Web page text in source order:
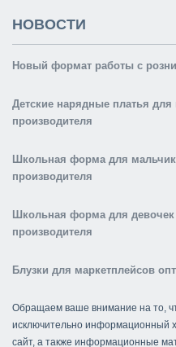
НОВОСТИ
Новый формат работы с
Детские нарядные платья для
производителя
Школьная форма для
производителя
Школьная форма для девочек
производителя
Блузки для маркетплейсов
Обращаем ваше внимание на то,
исключительно информационный
сайт, а также информационные